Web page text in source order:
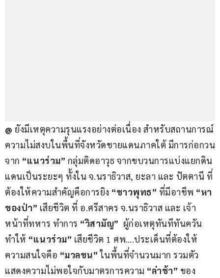
@ ยังมีเหตุความรุนแรงอย่างต่อเนื่อง สำหรับสถานการณ์
ความไม่สงบในพื้นที่จังหวัดชายแดนภาคใต้ มีการก่อกวน
จาก “แนวร่วม” กลุ่มติดอาวุธ จากขบวนการแบ่งแยกดิน
แดนเป็นระยะๆ ทั้งใน จ.นราธิวาส, ยะลา และ ปัตตานี ที่
ต้องให้ความสำคัญคือการยิง “ชาวพุทธ” ที่มีอาชีพ “หา
ของป่า” เสียชีวิต ที่ อ.ศรีสาคร จ.นราธิวาส และ เจ้า
หน้าที่ทหาร ทำการ “วิสามัญ” ผู้ก่อเหตุทันทีทันควัน
ทำให้ “แนวร่วม” เสียชีวิต 1 ศพ….ประเด็นที่ต้องให้
ความสนใจคือ “มวลชน” ในพื้นที่จำนวนมาก รวมตัว
แสดงความไม่พอใจกับมาตรการความ “ล่าช้า” ของ